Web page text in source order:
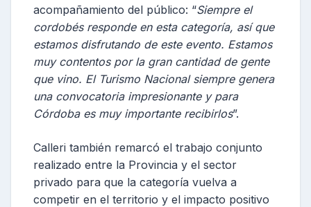
acompañamiento del público: “Siempre el
cordobés responde en esta categoría, así que
estamos disfrutando de este evento. Estamos
muy contentos por la gran cantidad de gente
que vino. El Turismo Nacional siempre genera
una convocatoria impresionante y para
Córdoba es muy importante recibirlos”.
Calleri también remarcó el trabajo conjunto
realizado entre la Provincia y el sector
privado para que la categoría vuelva a
competir en el territorio y el impacto positivo